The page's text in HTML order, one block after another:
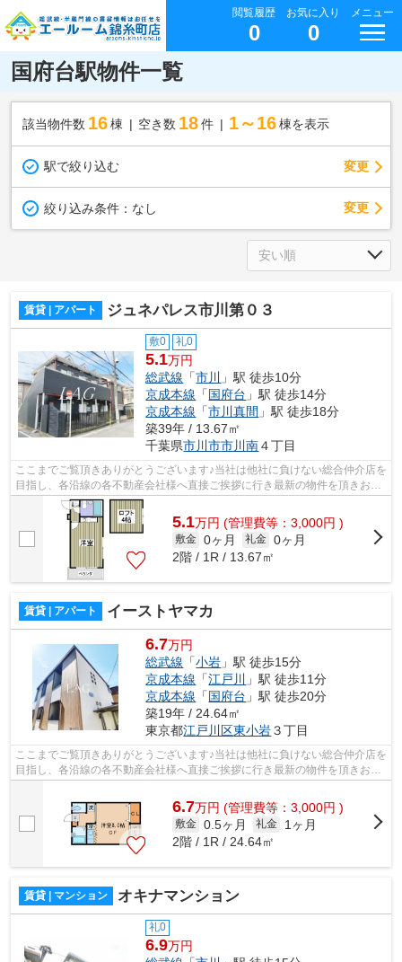
閲覧履歴
0
お気に入り
0
メニュー
国府台駅物件一覧
該当物件数 16棟 空き数 18 件 1～16 棟を表示
駅で絞り込む 変更
絞り込み条件： なし 変更
賃貸 | アパート ジュネパレス市川第０３
敷0 礼0
5.1万円
総武線 「市川
」駅 徒歩10分
京成本線 「国府台 」駅 徒歩14分
京成本線 「市川真間 」駅 徒歩18分
築39年 / 13.67㎡
千葉県市川市市川南４丁目
ここまでご覧頂きありがとうございます♪当社は他社に負けない総合仲介店を
目指し、各沿線の各不動産会社様へ直接ご挨拶に行き最新の物件を頂きお客
様へ提供しております！最新の情報は...
5.1万円 (管理費等：3,000円 )
敷金 0ヶ月 礼金 0ヶ月
2階 / 1R / 13.67㎡
賃貸 | アパート イーストヤマカ
6.7万円
総武線 「小岩 」駅 徒歩15分
京成本線 「江戸川
」駅 徒歩11分
京成本線 「国府台 」駅 徒歩20分
築19年 / 24.64㎡
東京都江戸川区東小岩３丁目
ここまでご覧頂きありがとうございます♪当社は他社に負けない総合仲介店を
目指し、各沿線の各不動産会社様へ直接ご挨拶に行き最新の物件を頂きお客
6.7万円 (管理費等：3,000円 )
敷金 0.5ヶ月 礼金
1ヶ月
2階 / 1R / 24.64㎡
賃貸 | マンション オキナマンション
礼0
6.9万円